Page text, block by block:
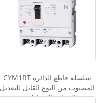
g
er
CYM1RT سلسلة قاطع الدائرة
المصبوب من النوع القابل للتعديل
بالحرارة المغناطيسية